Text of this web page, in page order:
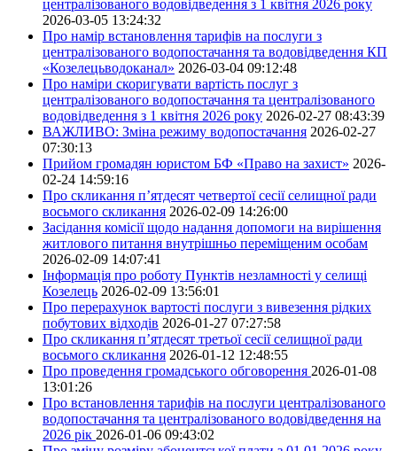
централізованого водовідведення з 1 квітня 2026 року
2026-03-05 13:24:32
Про намір встановлення тарифів на послуги з
централізованого водопостачання та водовідведення КП
«Козелецьводоканал» 2026-03-04 09:12:48
Про наміри скоригувати вартість послуг з
централізованого водопостачання та централізованого
водовідведення з 1 квітня 2026 року 2026-02-27 08:43:39
ВАЖЛИВО: Зміна режиму водопостачання 2026-02-27
07:30:13
Прийом громадян юристом БФ «Право на захист» 2026-
02-24 14:59:16
Про скликання п’ятдесят четвертої сесії селищної ради
восьмого скликання 2026-02-09 14:26:00
Засідання комісії щодо надання допомоги на вирішення
житлового питання внутрішньо переміщеним особам
2026-02-09 14:07:41
Інформація про роботу Пунктів незламності у селищі
Козелець 2026-02-09 13:56:01
Про перерахунок вартості послуги з вивезення рідких
побутових відходів 2026-01-27 07:27:58
Про скликання п’ятдесят третьої сесії селищної ради
восьмого скликання 2026-01-12 12:48:55
Про проведення громадського обговорення 2026-01-08
13:01:26
Про встановлення тарифів на послуги централізованого
водопостачання та централізованого водовідведення на
2026 рік 2026-01-06 09:43:02